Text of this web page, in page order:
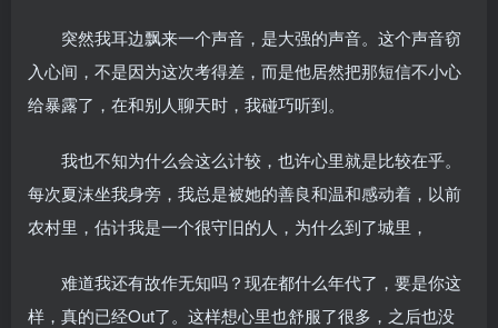
突然我耳边飘来一个声音，是大强的声音。这个声音窃
入心间，不是因为这次考得差，而是他居然把那短信不小心
给暴露了，在和别人聊天时，我碰巧听到。
我也不知为什么会这么计较，也许心里就是比较在乎。
每次夏沫坐我身旁，我总是被她的善良和温和感动着，以前
农村里，估计我是一个很守旧的人，为什么到了城里，
难道我还有故作无知吗？现在都什么年代了，要是你这
样，真的已经Out了。这样想心里也舒服了很多，之后也没